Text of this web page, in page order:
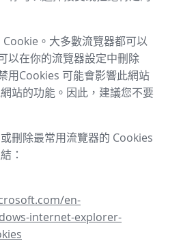
。大多數流覽器都可以
以在你的流覽器設定中刪除
用Cookies 可能會影響此網站
站的功能。因此，建議您不要
刪除最常用流覽器的 Cookies
：
en-
internet-explorer-